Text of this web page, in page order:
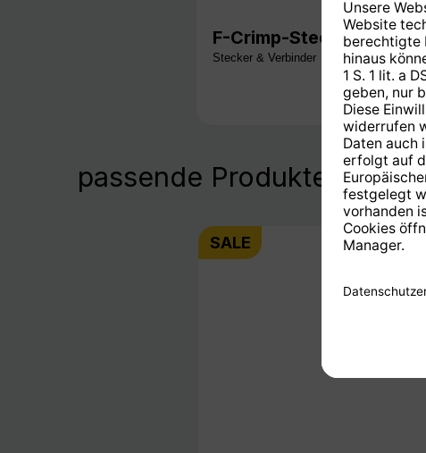
F-Crimp-Stecker, für
Stecker & Verbinder
passende Produkte
SALE